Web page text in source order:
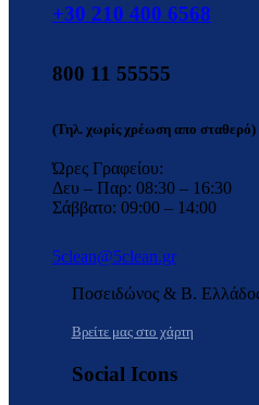
+30 210 400 6568
800 11 55555
(Τηλ. χωρίς χρέωση απο σταθερό)
Ώρες Γραφείου:
Δευ – Παρ: 08:30 – 16:30
Σάββατο: 09:00 – 14:00
5clean@5clean.gr
Ποσειδώνος & Β.
Βρείτε μας στο χάρτη
Social Icons